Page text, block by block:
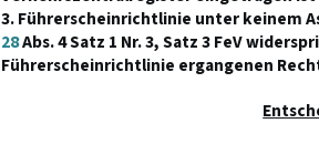
3. Führerscheinrichtlinie unter keinem
28Abs. 4 Satz 1 Nr. 3, Satz 3 FeV
Führerscheinrichtlinie ergangenen